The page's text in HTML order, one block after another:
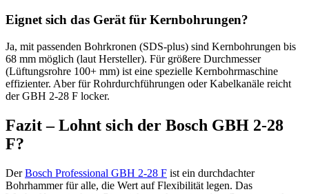
Eignet sich das Gerät für Kernbohrungen?
Ja, mit passenden Bohrkronen (SDS-plus) sind Kernbohrungen bis
68 mm möglich (laut Hersteller). Für größere Durchmesser
(Lüftungsrohre 100+ mm) ist eine spezielle Kernbohrmaschine
effizienter. Aber für Rohrdurchführungen oder Kabelkanäle reicht
der GBH 2-28 F locker.
Fazit – Lohnt sich der Bosch GBH 2-28
F?
DerBosch Professional GBH 2-28 F ist ein durchdachter
Bohrhammer für alle, die Wert auf Flexibilität legen. Das